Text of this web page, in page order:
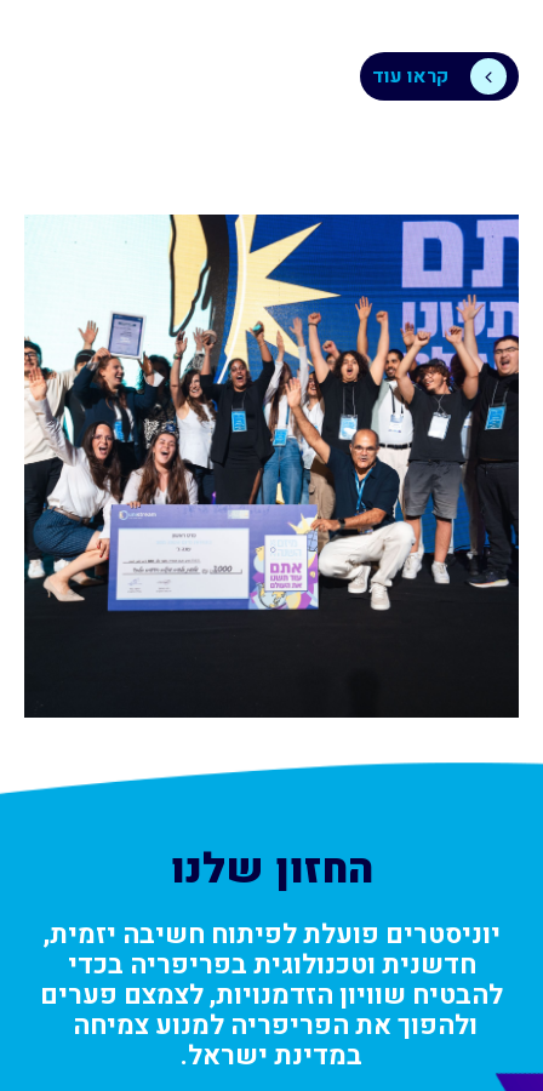
קראו עוד
החזון שלנו
יוניסטרים פועלת לפיתוח חשיבה יזמית,
חדשנית וטכנולוגית בפריפריה בכדי
להבטיח שוויון הזדמנויות, לצמצם פערים
ולהפוך את הפריפריה למנוע צמיחה
במדינת ישראל.